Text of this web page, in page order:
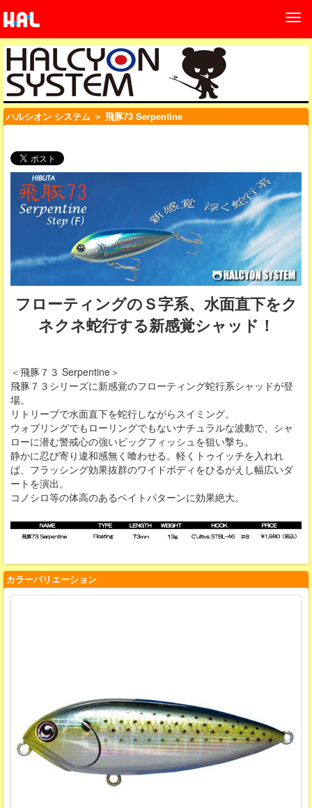
ハルシオン システム ＞ 飛豚73 Serpentine
フローティングのＳ字系、水面直下をク
ネクネ蛇行する新感覚シャッド！
＜飛豚７３ Serpentine＞
飛豚７３シリーズに新感覚のフローティング蛇行系シャッドが登
場。
リトリーブで水面直下を蛇行しながらスイミング。
ウォブリングでもローリングでもないナチュラルな波動で、シャ
ローに潜む警戒心の強いビッグフィッシュを狙い撃ち。
静かに忍び寄り違和感無く喰わせる。軽くトゥイッチを入れれ
ば、フラッシング効果抜群のワイドボディをひるがえし幅広いダ
ートを演出。
コノシロ等の体高のあるベイトパターンに効果絶大。
カラーバリエーション